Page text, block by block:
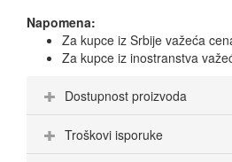
Napomena:
Za kupce iz Srbije važeća
Za kupce iz inostranstva
Dostupnost proizvoda
Troškovi isporuke